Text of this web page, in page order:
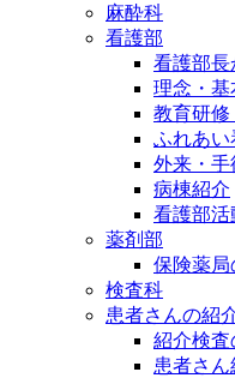
麻酔科
看護部
看護部長
理念・基
教育研修
ふれあい
外来・手
病棟紹介
看護部活
薬剤部
保険薬局
検査科
患者さんの紹
紹介検査
患者さ